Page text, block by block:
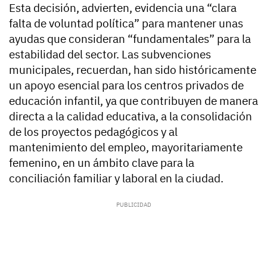
Esta decisión, advierten, evidencia una “clara
falta de voluntad política” para mantener unas
ayudas que consideran “fundamentales” para la
estabilidad del sector. Las subvenciones
municipales, recuerdan, han sido históricamente
un apoyo esencial para los centros privados de
educación infantil, ya que contribuyen de manera
directa a la calidad educativa, a la consolidación
de los proyectos pedagógicos y al
mantenimiento del empleo, mayoritariamente
femenino, en un ámbito clave para la
conciliación familiar y laboral en la ciudad.